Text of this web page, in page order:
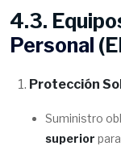
4.3.
Personal
Protección
Suministro
superior